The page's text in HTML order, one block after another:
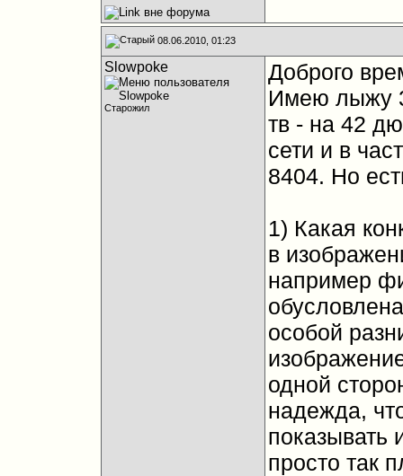
08.06.2010, 01:23
Slowpoke
Старожил
Доброго
Имею лыжу
тв - на 42
сети и в
8404. Но
1) Какая
в
например
особой
одной
надежда,
показывать
просто так